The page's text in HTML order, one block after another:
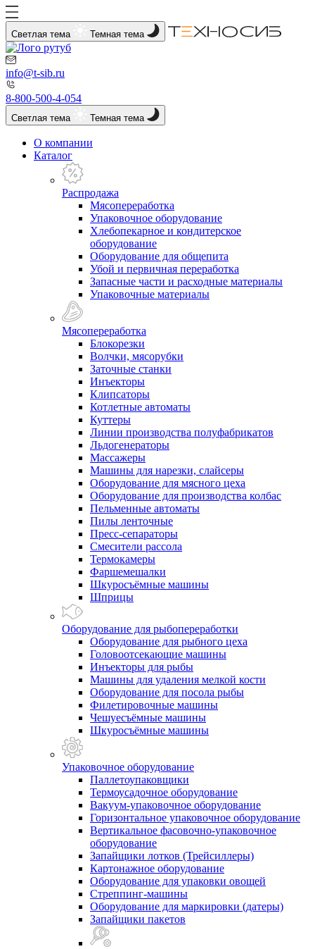
Светлая тема Темная тема
info@t-sib.ru
8-800-500-4-054
Светлая тема Темная тема
О компании
Каталог
Распродажа
Мясопереработка
Упаковочное оборудование
Хлебопекарное и кондитерское
оборудование
Оборудование для общепита
Убой и первичная переработка
Запасные части и расходные материалы
Упаковочные материалы
Мясопереработка
Блокорезки
Волчки, мясорубки
Заточные станки
Инъекторы
Клипсаторы
Котлетные автоматы
Куттеры
Линии производства полуфабрикатов
Льдогенераторы
Массажеры
Машины для нарезки, слайсеры
Оборудование для мясного цеха
Оборудование для производства колбас
Пельменные автоматы
Пилы ленточные
Пресс-сепараторы
Смесители рассола
Термокамеры
Фаршемешалки
Шкуросъёмные машины
Шприцы
Оборудование для рыбопереработки
Оборудование для рыбного цеха
Головоотсекающие машины
Инъекторы для рыбы
Машины для удаления мелкой кости
Оборудование для посола рыбы
Филетировочные машины
Чешуесъёмные машины
Шкуросъёмные машины
Упаковочное оборудование
Паллетоупаковщики
Термоусадочное оборудование
Вакуум-упаковочное оборудование
Горизонтальное упаковочное оборудование
Вертикальное фасовочно-упаковочное
оборудование
Запайщики лотков (Трейсиллеры)
Картонажное оборудование
Оборудование для упаковки овощей
Стреппинг-машины
Оборудование для маркировки (датеры)
Запайщики пакетов